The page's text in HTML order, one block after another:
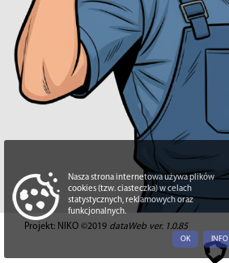
Projekt: NIKO ©2019 dataWeb ver. 1.0.85
Nasza strona internetowa używa plików
cookies (tzw. ciasteczka) w celach
statystycznych, reklamowych oraz
funkcjonalnych.
INFO
OK